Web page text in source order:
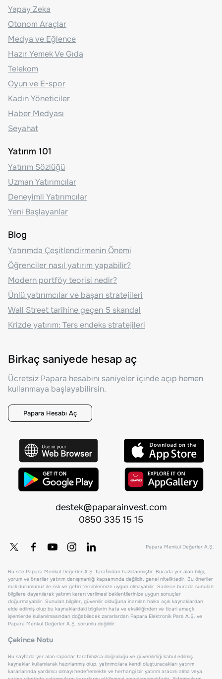
Yapay Zeka
Otonom Araçlar
Medya ve Eğlence
Hazır Yemek Ve Gıda
Telekom
Oyun ve E-spor
Kadın Yöneticiler
Haber Medyası
Seyahat
Yatırım 101
Yatırım Sözlüğü
Uzman Yatırımcılar
Deneyimli Yatırımcılar
Yeni Başlayanlar
Blog
Yatırımda Çeşitlendirmenin Önemi
Öğrenciler nasıl yatırım yapabilir?
Modern portföy teorisi nedir?
Ünlü yatırımcılar ve başarı stratejileri
Wall Street tarihine geçen 5 skandal
Krizde yatırım: Ters endeks stratejileri
Birkaç saniyede hesap aç
Ücretsiz Papara hesabını saniyeler içinde açıp hemen
kullanmaya başlayabilirsin.
Papara Hesabı Aç
destek@paparainvest.com
0850 335 15 15
Papara Menkul Değerler A.Ş.
Bu site Papara Menkul Değerler A.Ş. tarafından hazırlanmıştır. Burada yer alan bilgi,
yorum ve öneriler yatırım danışmanlığı kapsamında değildir, genel niteliktedir. Bu öneriler
mali durumunuz ile risk ve getiri tercihlerinize uygun olmayabilir. Sadece burada sunulan
bilgilere dayanılarak yatırım kararı verilmesi beklentilerinize uygun sonuçlar
doğurmayabilir. Sunulan bilgiler, güvenilir olduğuna inanılan halka açık kaynaklardan
elde edilmiş olup bu kaynaklardaki bilgilerin hata ve eksikliğinden ve ticari amaçlı
işlemlerde kullanılmasından doğabilecek zararlardan Papara Elektronik Para A.Ş. ve
Papara Menkul Değerler A.Ş. sorumlu değildir.
Çekince Notu
Bu sayfada yer alan raporlar tarafımızca doğruluğu ve güvenilirliği kabul edilmiş
kaynaklar kullanılarak hazırlanmış olup, yatırımcılara kendi oluşturacakları yatırım
kararlarında yardımcı olmayı hedeflemekte ve herhangi bir yatırım aracını alma veya